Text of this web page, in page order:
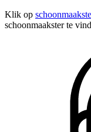
Klik op
schoonmaakster te